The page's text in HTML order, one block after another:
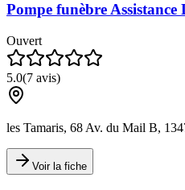
Pompe funèbre Assistance
Ouvert
5.0(7 avis)
les Tamaris, 68 Av. du Mail B,
Voir la fiche